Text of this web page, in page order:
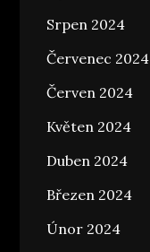
Srpen 2024
Červenec 2024
Červen 2024
Květen 2024
Duben 2024
Březen 2024
Únor 2024